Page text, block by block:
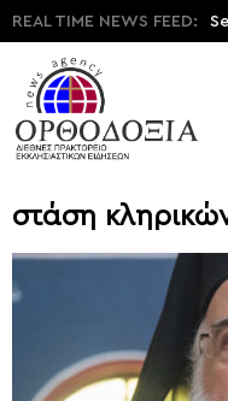
REAL TIME NEWS FEED:
στάση